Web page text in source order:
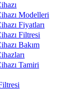
Modelleri
Fiyatları
Filtresi
Bakım
Tamiri